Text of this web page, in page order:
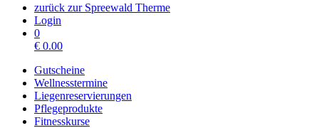
zurück zur Spreewald Therme
Login
0
€ 0.00
Gutscheine
Wellnesstermine
Liegenreservierungen
Pflegeprodukte
Fitnesskurse